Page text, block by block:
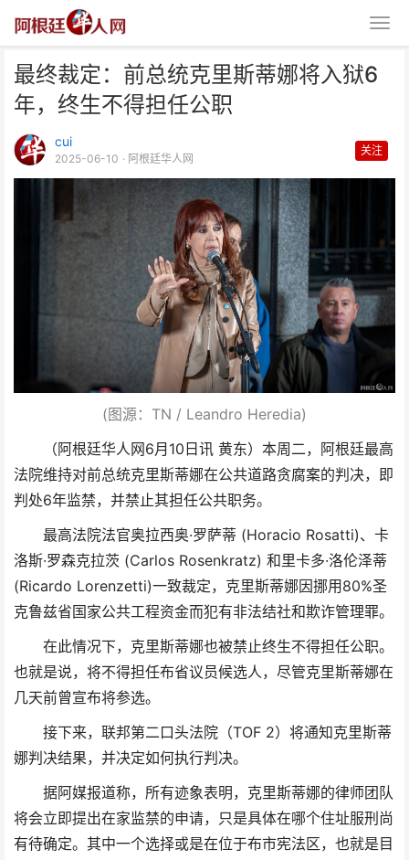
最终裁定：前总统克里斯蒂娜将入狱6
年，终生不得担任公职
cui
2025-06-10 · 阿根廷华人网
关注
(图源：TN / Leandro Heredia)
（阿根廷华人网6月10日讯 黄东）本周二，阿根廷最高
法院维持对前总统克里斯蒂娜在公共道路贪腐案的判决，即
判处6年监禁，并禁止其担任公共职务。
最高法院法官奥拉西奥·罗萨蒂 (Horacio Rosatti)、卡
洛斯·罗森克拉茨 (Carlos Rosenkratz) 和里卡多·洛伦泽蒂
(Ricardo Lorenzetti)一致裁定，克里斯蒂娜因挪用80%圣
克鲁兹省国家公共工程资金而犯有非法结社和欺诈管理罪。
在此情况下，克里斯蒂娜也被禁止终生不得担任公职。
也就是说，将不得担任布省议员候选人，尽管克里斯蒂娜在
几天前曾宣布将参选。
接下来，联邦第二口头法院（TOF 2）将通知克里斯蒂
娜判决结果，并决定如何执行判决。
据阿媒报道称，所有迹象表明，克里斯蒂娜的律师团队
将会立即提出在家监禁的申请，只是具体在哪个住址服刑尚
有待确定。其中一个选择或是在位于布市宪法区，也就是目
最终裁定：前总统克里斯蒂娜将入
狱6年，终生不得担任公